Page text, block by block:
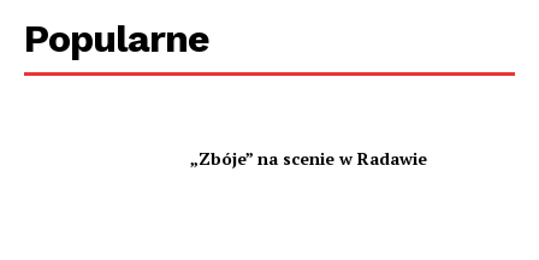
Popularne
„Zbóje” na scenie w Radawie